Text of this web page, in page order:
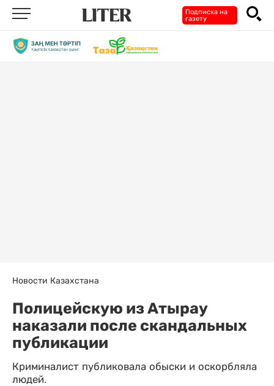
Подписка на
газету
Новости Казахстана
Полицейскую из Атырау
наказали после скандальных
публикации
Криминалист публиковала обыски и оскорбляла
людей.